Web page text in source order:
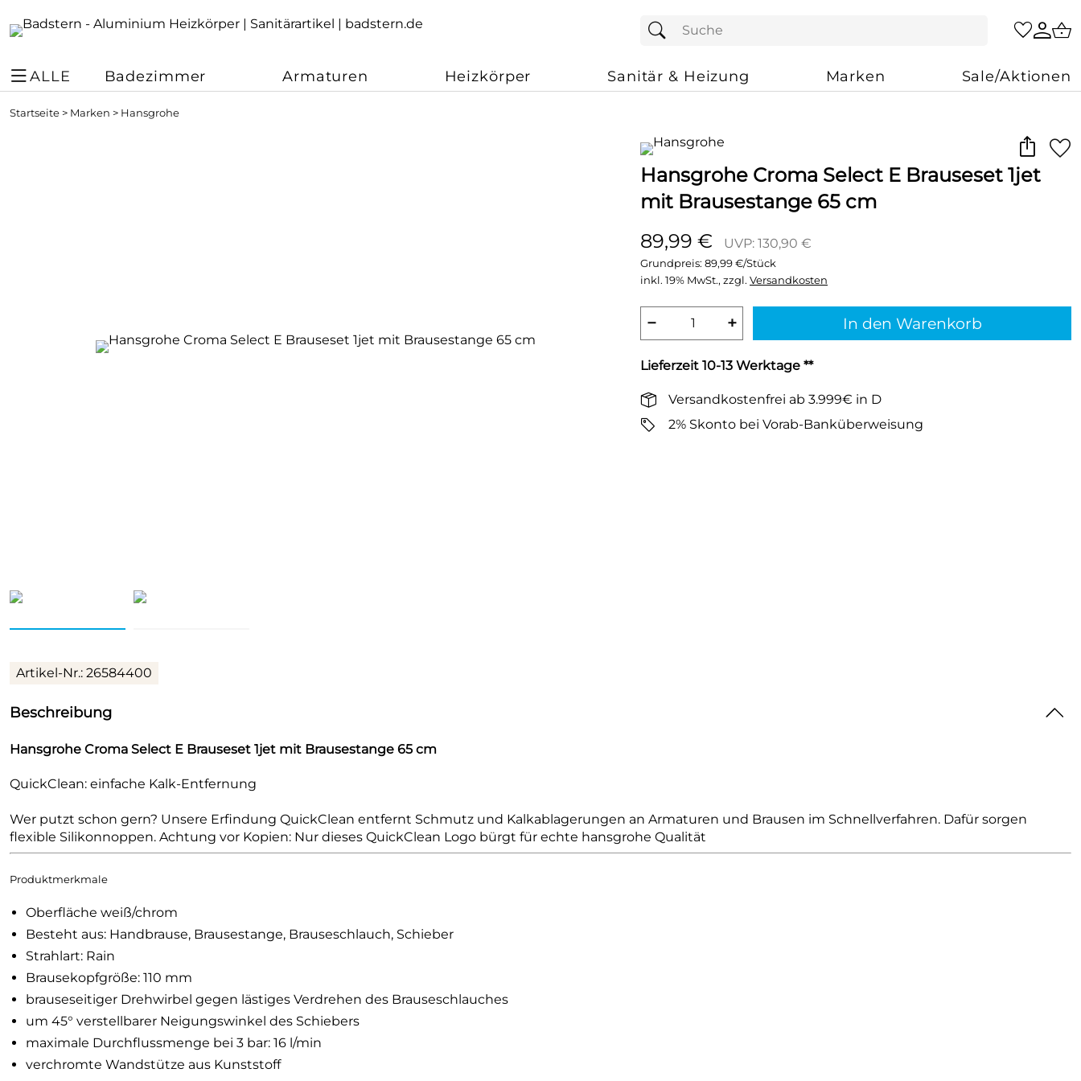
ALLE Badezimmer Armaturen Heizkörper Sanitär & Heizung Marken Sale/Aktionen
Startseite > Marken > Hansgrohe
Hansgrohe Croma Select E Brauseset 1jet
mit Brausestange 65 cm
89,99 €
UVP: 130,90 €
Grundpreis: 89,99 €/Stück
inkl. 19% MwSt., zzgl. Versandkosten
− + In den Warenkorb
Lieferzeit 10-13 Werktage **
Versandkostenfrei ab 3.999€ in D
2% Skonto bei Vorab-Banküberweisung
Artikel-Nr.: 26584400
Beschreibung
Hansgrohe Croma Select E Brauseset 1jet mit Brausestange 65 cm
QuickClean: einfache Kalk-Entfernung
Wer putzt schon gern? Unsere Erfindung QuickClean entfernt Schmutz und Kalkablagerungen an Armaturen und Brausen im Schnellverfahren. Dafür sorgen
flexible Silikonnoppen. Achtung vor Kopien: Nur dieses QuickClean Logo bürgt für echte hansgrohe Qualität
Produktmerkmale
Oberfläche weiß/chrom
Besteht aus: Handbrause, Brausestange, Brauseschlauch, Schieber
Strahlart: Rain
Brausekopfgröße: 110 mm
brauseseitiger Drehwirbel gegen lästiges Verdrehen des Brauseschlauches
um 45° verstellbarer Neigungswinkel des Schiebers
maximale Durchflussmenge bei 3 bar: 16 l/min
verchromte Wandstütze aus Kunststoff